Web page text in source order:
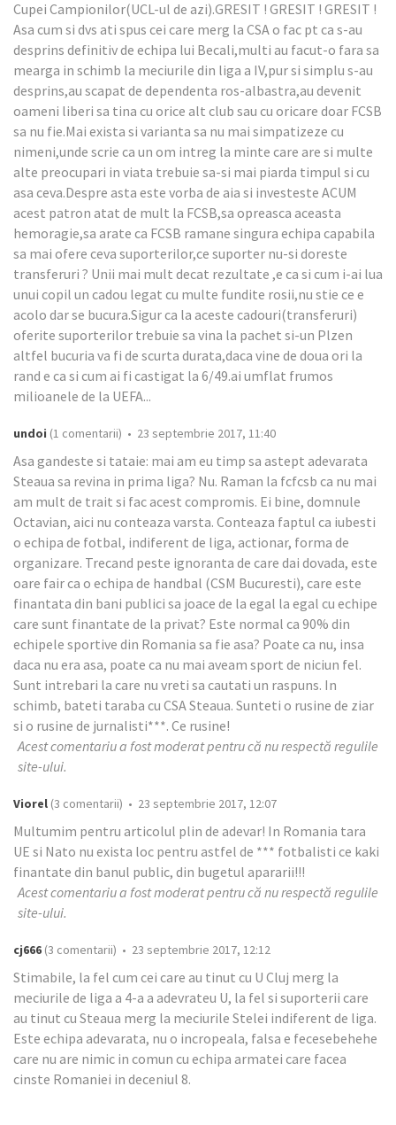
Cupei Campionilor(UCL-ul de azi).GRESIT ! GRESIT ! GRESIT !
Asa cum si dvs ati spus cei care merg la CSA o fac pt ca s-au
desprins definitiv de echipa lui Becali,multi au facut-o fara sa
mearga in schimb la meciurile din liga a IV,pur si simplu s-au
desprins,au scapat de dependenta ros-albastra,au devenit
oameni liberi sa tina cu orice alt club sau cu oricare doar FCSB
sa nu fie.Mai exista si varianta sa nu mai simpatizeze cu
nimeni,unde scrie ca un om intreg la minte care are si multe
alte preocupari in viata trebuie sa-si mai piarda timpul si cu
asa ceva.Despre asta este vorba de aia si investeste ACUM
acest patron atat de mult la FCSB,sa opreasca aceasta
hemoragie,sa arate ca FCSB ramane singura echipa capabila
sa mai ofere ceva suporterilor,ce suporter nu-si doreste
transferuri ? Unii mai mult decat rezultate ,e ca si cum i-ai lua
unui copil un cadou legat cu multe fundite rosii,nu stie ce e
acolo dar se bucura.Sigur ca la aceste cadouri(transferuri)
oferite suporterilor trebuie sa vina la pachet si-un Plzen
altfel bucuria va fi de scurta durata,daca vine de doua ori la
rand e ca si cum ai fi castigat la 6/49.ai umflat frumos
milioanele de la UEFA...
undoi (1 comentarii) • 23 septembrie 2017, 11:40
Asa gandeste si tataie: mai am eu timp sa astept adevarata
Steaua sa revina in prima liga? Nu. Raman la fcfcsb ca nu mai
am mult de trait si fac acest compromis. Ei bine, domnule
Octavian, aici nu conteaza varsta. Conteaza faptul ca iubesti
o echipa de fotbal, indiferent de liga, actionar, forma de
organizare. Trecand peste ignoranta de care dai dovada, este
oare fair ca o echipa de handbal (CSM Bucuresti), care este
finantata din bani publici sa joace de la egal la egal cu echipe
care sunt finantate de la privat? Este normal ca 90% din
echipele sportive din Romania sa fie asa? Poate ca nu, insa
daca nu era asa, poate ca nu mai aveam sport de niciun fel.
Sunt intrebari la care nu vreti sa cautati un raspuns. In
schimb, bateti taraba cu CSA Steaua. Sunteti o rusine de ziar
si o rusine de jurnalisti***. Ce rusine!
Acest comentariu a fost moderat pentru că nu respectă regulile
site-ului.
Viorel (3 comentarii) • 23 septembrie 2017, 12:07
Multumim pentru articolul plin de adevar! In Romania tara
UE si Nato nu exista loc pentru astfel de *** fotbalisti ce kaki
finantate din banul public, din bugetul apararii!!!
Acest comentariu a fost moderat pentru că nu respectă regulile
site-ului.
cj666 (3 comentarii) • 23 septembrie 2017, 12:12
Stimabile, la fel cum cei care au tinut cu U Cluj merg la
meciurile de liga a 4-a a adevrateu U, la fel si suporterii care
au tinut cu Steaua merg la meciurile Stelei indiferent de liga.
Este echipa adevarata, nu o incropeala, falsa e fecesebehehe
care nu are nimic in comun cu echipa armatei care facea
cinste Romaniei in deceniul 8.